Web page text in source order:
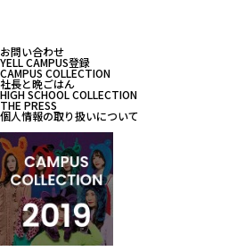
お問い合わせ
YELL CAMPUS登録
CAMPUS COLLECTION
社長と晩ごはん
HIGH SCHOOL COLLECTION
THE PRESS
個人情報の取り扱いについて